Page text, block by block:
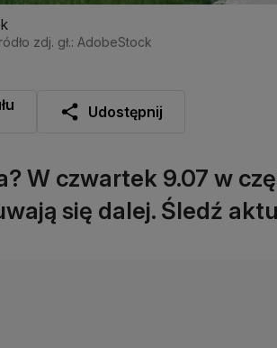
zdj. gł.: AdobeStock
Udostępnij
W czwartek 9.07 w
się dalej. Śledź